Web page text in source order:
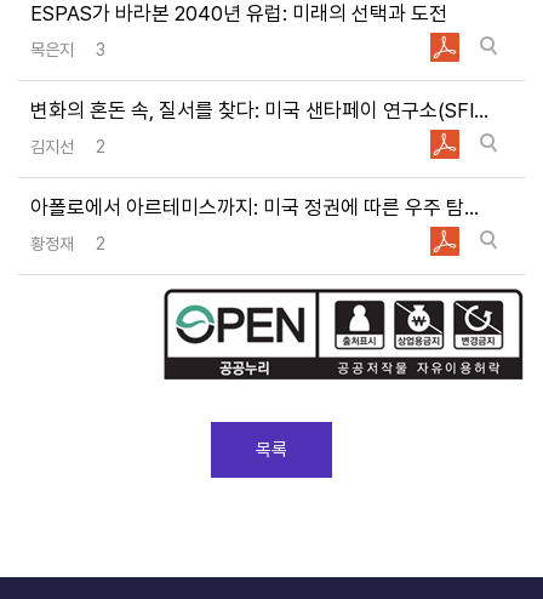
ESPAS가 바라본 2040년 유럽: 미래의 선택과 도전
목은지 3
변화의 혼돈 속, 질서를 찾다: 미국 샌타페이 연구소(SFI)의 복잡계 과학을 통한 미래연구
김지선 2
아폴로에서 아르테미스까지: 미국 정권에 따른 우주 탐사계획의 변화
황정재 2
목록